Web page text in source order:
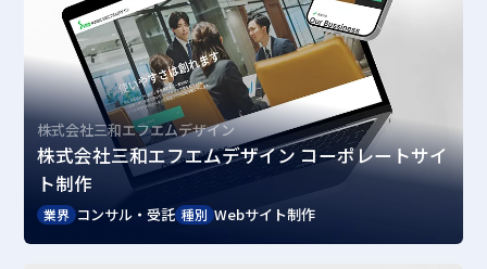
株式会社三和エフエムデザイン
株式会社三和エフエムデザイン コーポレートサイ
ト制作
業界 コンサル・受託 種別 Webサイト制作